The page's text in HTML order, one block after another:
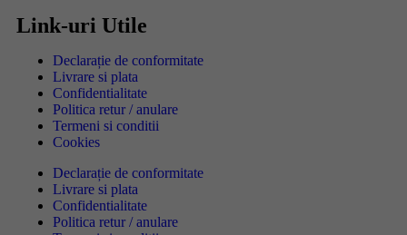
Link-uri Utile
Declarație de conformitate
Livrare si plata
Confidentialitate
Politica retur / anulare
Termeni si conditii
Cookies
Declarație de conformitate
Livrare si plata
Confidentialitate
Politica retur / anulare